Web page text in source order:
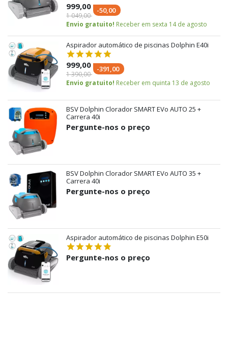
999,00
1 049,00
-50,00
Envio gratuito! Receber em sexta 14 de agosto
Aspirador automático de piscinas Dolphin E40i
999,00
1 390,00
-391,00
Envio gratuito! Receber em quinta 13 de agosto
BSV Dolphin Clorador SMART EVo AUTO 25 +
Carrera 40i
Pergunte-nos o preço
BSV Dolphin Clorador SMART EVo AUTO 35 +
Carrera 40i
Pergunte-nos o preço
Aspirador automático de piscinas Dolphin E50i
Pergunte-nos o preço